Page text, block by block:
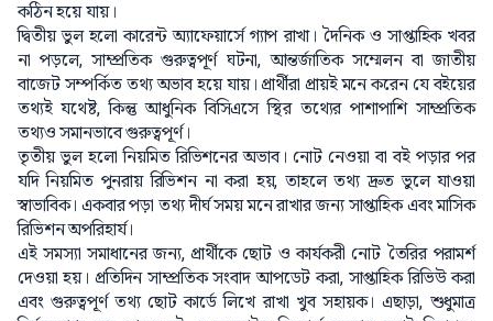
কঠিন হয়ে যায়।
দ্বিতীয় ভুল হলো কারেন্ট অ্যাফেয়ার্সে গ্যাপ রাখা। দৈনিক ও সাপ্তাহিক খবর
না পড়লে, সাম্প্রতিক গুরুত্বপূর্ণ ঘটনা, আন্তর্জাতিক সম্মেলন বা জাতীয়
বাজেট সম্পর্কিত তথ্য অভাব হয়ে যায়। প্রার্থীরা প্রায়ই মনে করেন যে বইয়ের
তথ্যই যথেষ্ট, কিন্তু আধুনিক বিসিএসে স্থির তথ্যের পাশাপাশি সাম্প্রতিক
তথ্যও সমানভাবে গুরুত্বপূর্ণ।
তৃতীয় ভুল হলো নিয়মিত রিভিশনের অভাব। নোট নেওয়া বা বই পড়ার পর
যদি নিয়মিত পুনরায় রিভিশন না করা হয়, তাহলে তথ্য দ্রুত ভুলে যাওয়া
স্বাভাবিক। একবার পড়া তথ্য দীর্ঘ সময় মনে রাখার জন্য সাপ্তাহিক এবং মাসিক
রিভিশন অপরিহার্য।
এই সমস্যা সমাধানের জন্য, প্রার্থীকে ছোট ও কার্যকরী নোট তৈরির পরামর্শ
দেওয়া হয়। প্রতিদিন সাম্প্রতিক সংবাদ আপডেট করা, সাপ্তাহিক রিভিউ করা
এবং গুরুত্বপূর্ণ তথ্য ছোট কার্ডে লিখে রাখা খুব সহায়ক। এছাড়া, শুধুমাত্র